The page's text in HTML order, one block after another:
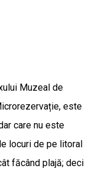
Muzeal de
este
care nu este
locuri de pe litoral
făcând plajă; deci